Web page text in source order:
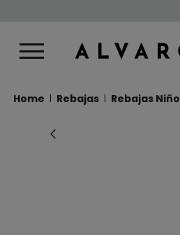
Home Rebajas Rebajas Niño